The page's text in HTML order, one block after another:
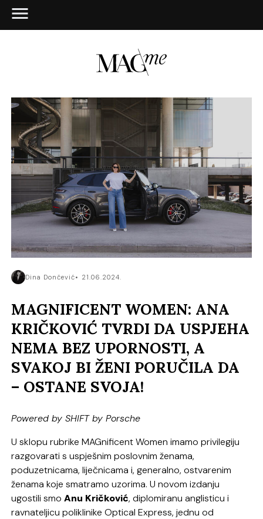
Dina Dončević 21.06.2024.
MAGNIFICENT WOMEN: ANA
KRIČKOVIĆ TVRDI DA USPJEHA
NEMA BEZ UPORNOSTI, A
SVAKOJ BI ŽENI PORUČILA DA
– OSTANE SVOJA!
Powered by SHIFT by Porsche
U sklopu rubrike MAGnificent Women imamo privilegiju
razgovarati s uspješnim poslovnim ženama,
poduzetnicama, liječnicama i, generalno, ostvarenim
ženama koje smatramo uzorima. U novom izdanju
ugostili smoAnu Kričković, diplomiranu anglisticu i
ravnateljicu poliklinike Optical Express, jednu od